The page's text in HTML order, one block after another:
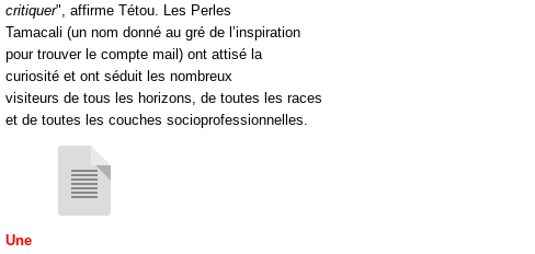
critiquer", affirme Tétou. Les Perles
Tamacali (un nom donné au gré de l’inspiration
pour trouver le compte mail) ont attisé la
curiosité et ont séduit les nombreux
visiteurs de tous les horizons, de toutes les races
et de toutes les couches socioprofessionnelles.
Une